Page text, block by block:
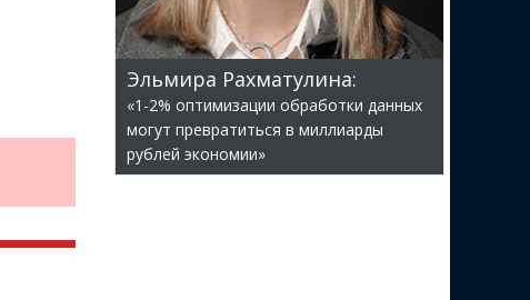
Эльмира Рахматулина:
«1-2% оптимизации обработки данных
могут превратиться в миллиарды
рублей экономии»